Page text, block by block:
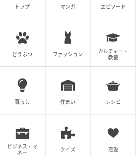
トップ マンガ エピソード
どうぶつ ファッション
カルチャー・
教養
暮らし 住まい レシピ
ビジネス・マ
ネー
クイズ 恋愛